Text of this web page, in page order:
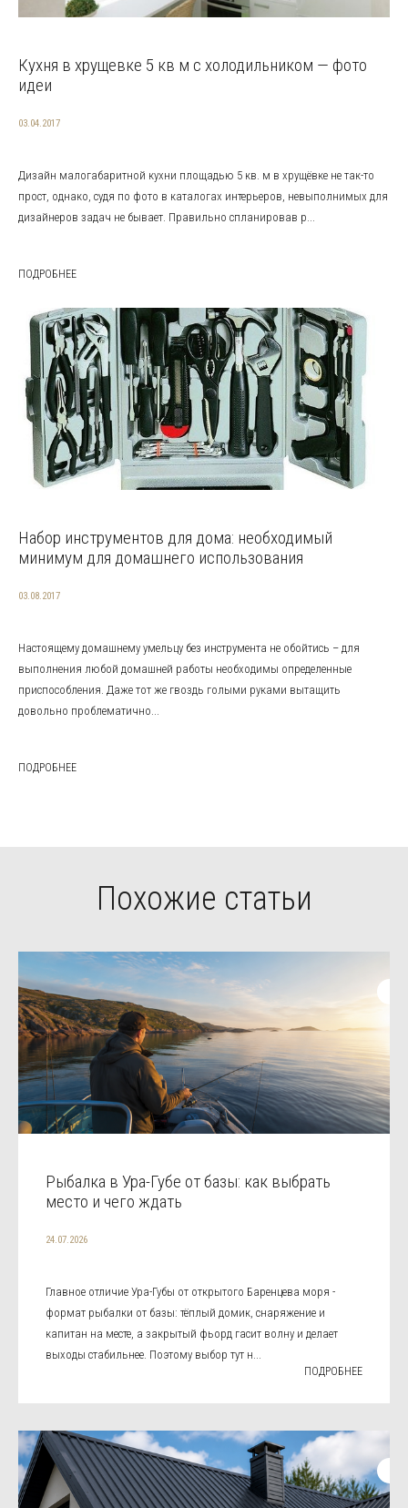
Кухня в хрущевке 5 кв м с холодильником — фото
идеи
03.04.2017
Дизайн малогабаритной кухни площадью 5 кв. м в хрущёвке не так-то
прост, однако, судя по фото в каталогах интерьеров, невыполнимых для
дизайнеров задач не бывает. Правильно спланировав р...
ПОДРОБНЕЕ
Набор инструментов для дома: необходимый
минимум для домашнего использования
03.08.2017
Настоящему домашнему умельцу без инструмента не обойтись – для
выполнения любой домашней работы необходимы определенные
приспособления. Даже тот же гвоздь голыми руками вытащить
довольно проблематично...
ПОДРОБНЕЕ
Похожие статьи
Рыбалка в Ура-Губе от базы: как выбрать
место и чего ждать
24.07.2026
Главное отличие Ура-Губы от открытого Баренцева моря -
формат рыбалки от базы: тёплый домик, снаряжение и
капитан на месте, а закрытый фьорд гасит волну и делает
выходы стабильнее. Поэтому выбор тут н...
ПОДРОБНЕЕ